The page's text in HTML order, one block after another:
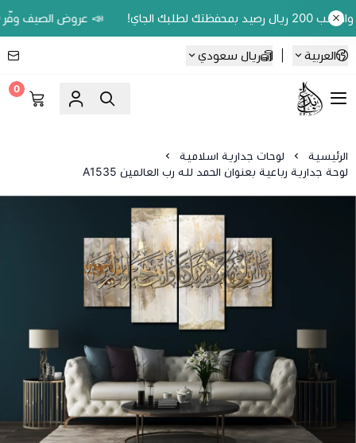
📣 عروض الصيف وفّر 20% على اللوحات الحين.. واكسب 200 ريال رصيد بمحفظتك لطلبك الجاي!
العربية ريال سعودي
Ebbdaa art
0
الرئيسية
لوحات جدارية اسلامية
لوحة جدارية رباعية بعنوان الحمد لله رب العالمين A1535